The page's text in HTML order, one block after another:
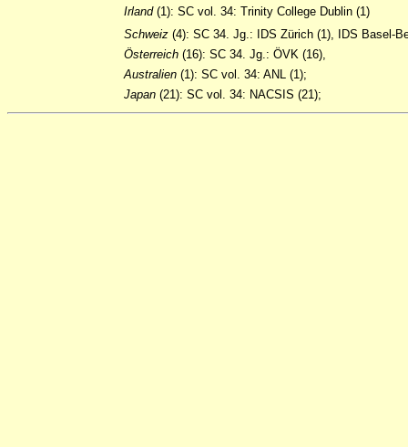
Irland(1): SC vol. 34: Trinity College Dublin (1)
Schweiz (4): SC 34. Jg.: IDS Zürich (1), IDS Basel-
Österreich (16): SC 34. Jg.: ÖVK (16),
Australien (1): SC vol. 34: ANL (1);
Japan (21): SC vol. 34: NACSIS (21);